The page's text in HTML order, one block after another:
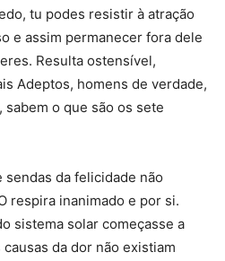
tu podes resistir à atração
e assim permanecer fora dele
Resulta ostensível,
Adeptos, homens de verdade,
o que são os sete
sendas da felicidade não
respira inanimado e por si.
sistema solar começasse a
da dor não existiam